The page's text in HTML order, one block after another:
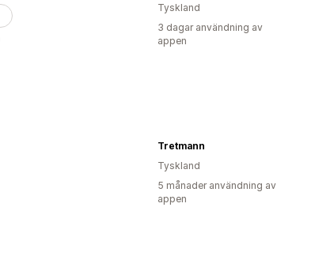
Tyskland
3 dagar användning av
appen
Tretmann
Tyskland
5 månader användning av
appen